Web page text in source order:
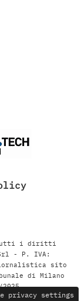
Tutti i diritti
- P. IVA:
giornalistica sito
di Milano
privacy settings